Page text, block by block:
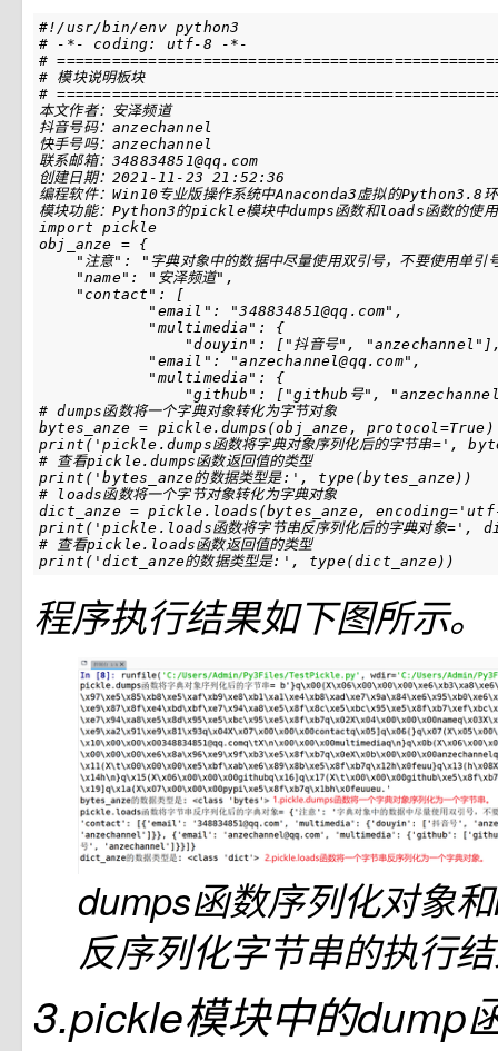
#!/usr/bin/env python3
# -*- coding: utf-8 -*-
#
# 模块说明板块
#
本文作者：安泽频道
import
pickle
obj_anze =
{
"注意" :
"字典对象中的数据中尽量使用双引号，不要使用单引
"name" : "安泽频道" ,
"contact" :
[
"email" : "348834851@qq.com" ,
"multimedia" :
{
"douyin" : [ "抖音号" , "anzechannel"
"email" : "anzechannel@qq.com" ,
"multimedia" :
{
"github" : [ "github号" ,
# dumps函数将一个字典对象转化为字节对象
bytes_anze = pickle. dumps (obj_anze , protocol =True )
print ( 'pickle.dumps函数将字典对象序列化后的字节串=' ,
# 查看pickle.dumps函数返回值的类型
print ( 'bytes_anze的数据类型是:' , type(bytes_anze ))
# loads函数将一个字节对象转化为字典对象
dict_anze = pickle . loads (bytes_anze, encoding=
print ( 'pickle.loads函数将字节串反序列化后的字典对象=' ,
# 查看pickle.loads函数返回值的类型
print ( 'dict_anze的数据类型是:' , type(dict_anze))
程序执行结果如下图所示。
dumps函数序列化对象
反序列化字节串的执行
3.pickle模块中的dump